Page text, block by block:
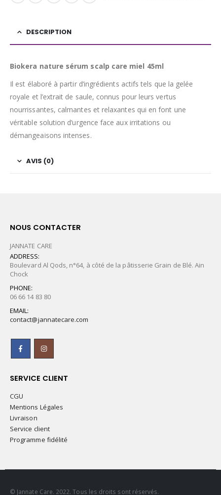
DESCRIPTION
Biokera nature sérum scalp care miel 45ml
Il est élaboré àpartir d’ingrédients actifstels que la gelée
royale et l’extrait de saule, connus pour leursvertus
nourrissantes, calmantes et relaxantes qui enfont une
véritable solution d’urgenceface aux irritations ou
démangeaisons intenses.
AVIS (0)
NOUS CONTACTER
JANNATE CARE
ADDRESS:
Boulevard Al Qods, n°64, à côté de la pâtisserie Grain de Blé. Ain
Chock
PHONE:
06 66 14 83 80
EMAIL:
contact@jannatecare.com
SERVICE CLIENT
CGU
Mentions Légales
Livraison
Service client
Programme fidélité
© Jannate Care. 2022. Tous les droits sont réservés.